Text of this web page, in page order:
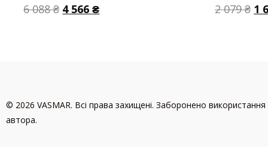
6 088₴ 4 566₴ 2 079₴ 1
© 2026 VASMAR. Всі права захищені. Заборонено використання
автора.